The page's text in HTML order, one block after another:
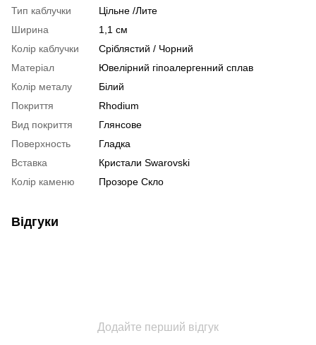
Тип каблучки
Цільне /Лите
Ширина
1,1 см
Колір каблучки
Сріблястий / Чорний
Матеріал
Ювелірний гіпоалергенний сплав
Колір металу
Білий
Покриття
Rhodium
Вид покриття
Глянсове
Поверхность
Гладка
Вставка
Кристали Swarovski
Колір каменю
Прозоре Скло
Відгуки
Додайте перший відгук